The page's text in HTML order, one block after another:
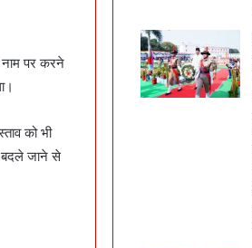
पर करने
को भी
बदले जाने से